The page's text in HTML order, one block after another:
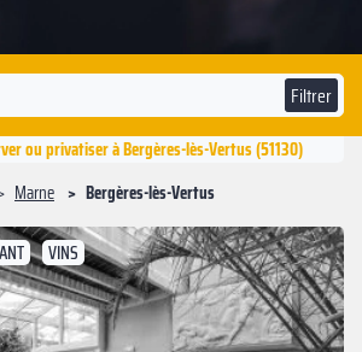
Filtrer
ou privatiser à Bergères-lès-Vertus (51130)
Marne Bergères-lès-Vertus
VINS